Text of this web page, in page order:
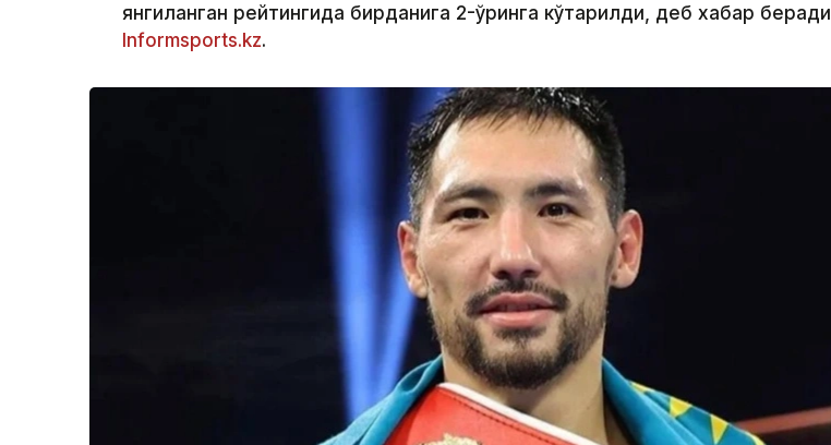
янгиланган рейтингида бирданига 2-ўринга кўтарилди, деб хабар беради
Informsports.kz.